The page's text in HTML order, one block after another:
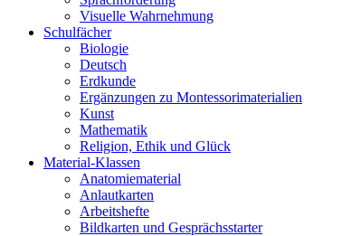
Visuelle Wahrnehmung
Schulfächer
Biologie
Deutsch
Erdkunde
Ergänzungen zu Montessorimaterialien
Kunst
Mathematik
Religion, Ethik und Glück
Material-Klassen
Anatomiematerial
Anlautkarten
Arbeitshefte
Bildkarten und Gesprächsstarter